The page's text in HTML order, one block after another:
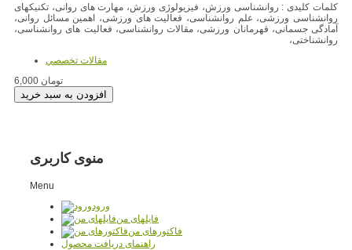
کلمات کلیدی : روانشناسی ورزش، فیزیولوژی ورزش، مهارت های روانی، تکنیکهای
روانشناسی ورزشی، علم روانشناسی، فعالیت های ورزشی، اهمین مسائل روانی،
آمادگی جسمانی، قهرمانان ورزشی، مقالات روانشناسی، فعالیت های روانشناسی،
روانشناختی،
مقالات تخصصي
6,000 تومان
منوی کاربری
Menu
ورود
فایلهای من
فاکتورهای من
راهنمای دریافت محصول